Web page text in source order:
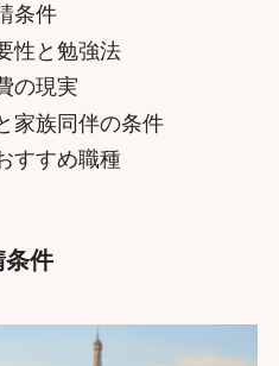
条件
性と勉強法
の現実
家族同伴の条件
すすめ職種
条件